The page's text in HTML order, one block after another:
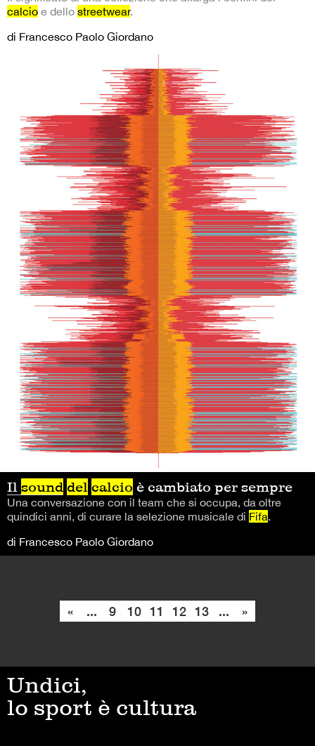
calcio e dello streetwear.
di Francesco Paolo Giordano
Il sound del calcio è cambiato per sempre
Una conversazione con il team che si occupa, da oltre
quindici anni, di curare la selezione musicale di Fifa.
di Francesco Paolo Giordano
« ... 9 10 11 12 13 ... »
Undici,
lo sport è cultura